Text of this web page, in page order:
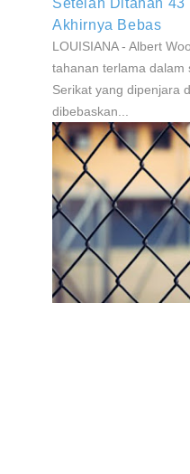
Akhirnya Bebas
LOUISIANA - Albert
tahanan terlama dalam
Serikat yang dipenjara
dibebaskan...